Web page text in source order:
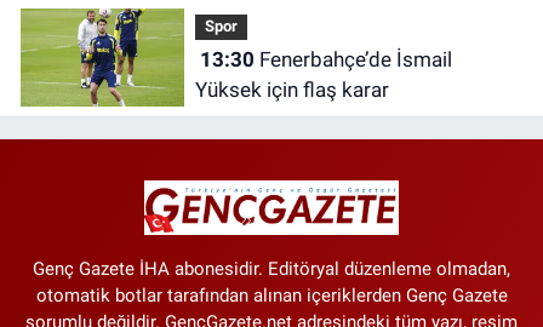
Spor
13:30
Yüksek için flaş karar
Genç Gazete İHA abonesidir. Editöryal düzenleme olmadan,
otomatik botlar tarafından alınan içeriklerden Genç Gazete
sorumlu değildir. GencGazete.net adresindeki tüm yazı, resim